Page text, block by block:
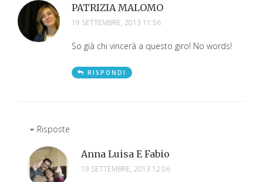
PATRIZIA MALOMO
19 SETTEMBRE, 2013 11:56
So già chi vincerà a questo giro! No words!
RISPONDI
Risposte
Anna Luisa E Fabio
19 SETTEMBRE, 2013 12:06